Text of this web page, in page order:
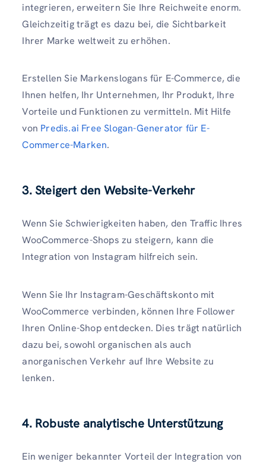
integrieren, erweitern Sie Ihre Reichweite enorm.
Gleichzeitig trägt es dazu bei, die Sichtbarkeit
Ihrer Marke weltweit zu erhöhen.
Erstellen Sie Markenslogans für E-Commerce, die
Ihnen helfen, Ihr Unternehmen, Ihr Produkt, Ihre
Vorteile und Funktionen zu vermitteln. Mit Hilfe
von Predis.ai Free Slogan-Generator für E-
Commerce-Marken.
3. Steigert den Website-Verkehr
Wenn Sie Schwierigkeiten haben, den Traffic Ihres
WooCommerce-Shops zu steigern, kann die
Integration von Instagram hilfreich sein.
Wenn Sie Ihr Instagram-Geschäftskonto mit
WooCommerce verbinden, können Ihre Follower
Ihren Online-Shop entdecken. Dies trägt natürlich
dazu bei, sowohl organischen als auch
anorganischen Verkehr auf Ihre Website zu
lenken.
4. Robuste analytische Unterstützung
Ein weniger bekannter Vorteil der Integration von